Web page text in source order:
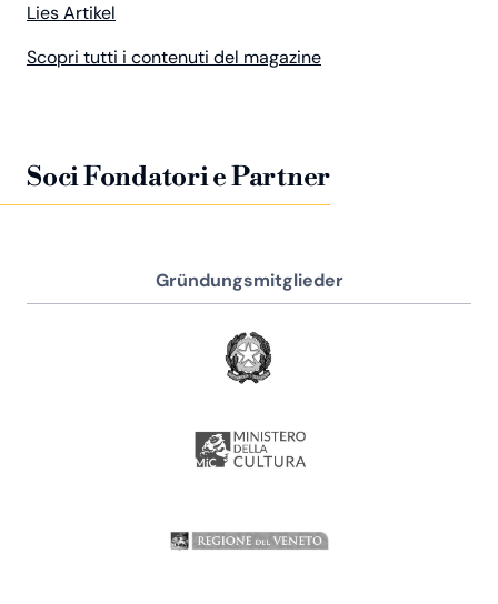
Lies Artikel
Scopri tutti i contenuti del magazine
Soci Fondatori e Partner
Gründungsmitglieder